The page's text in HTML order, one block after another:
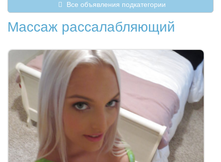
Все объявления подкатегории
Массаж рассалабляющий